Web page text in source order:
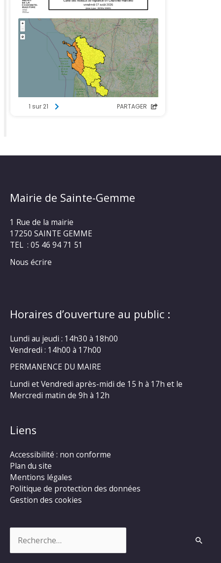
Mairie de Sainte-Gemme
1 Rue de la mairie
17250 SAINTE GEMME
TEL : 05 46 94 71 51
Nous écrire
Horaires d’ouverture au public :
Lundi au jeudi : 14h30 à 18h00
Vendredi : 14h00 à 17h00
PERMANENCE DU MAIRE
Lundi et Vendredi après-midi de 15 h à 17h et le
Mercredi matin de 9h à 12h
Liens
Accessibilité : non conforme
Plan du site
Mentions légales
Politique de protection des données
Gestion des cookies